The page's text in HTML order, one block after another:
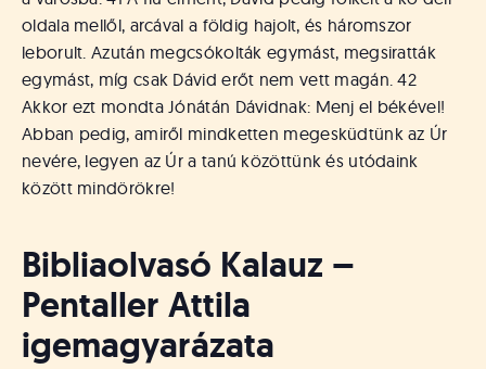
oldala mellől, arcával a földig hajolt, és háromszor
leborult. Azután megcsókolták egymást, megsiratták
egymást, míg csak Dávid erőt nem vett magán. 42
Akkor ezt mondta Jónátán Dávidnak: Menj el békével!
Abban pedig, amiről mindketten megesküdtünk az Úr
nevére, legyen az Úr a tanú közöttünk és utódaink
között mindörökre!
Bibliaolvasó Kalauz –
Pentaller Attila
igemagyarázata